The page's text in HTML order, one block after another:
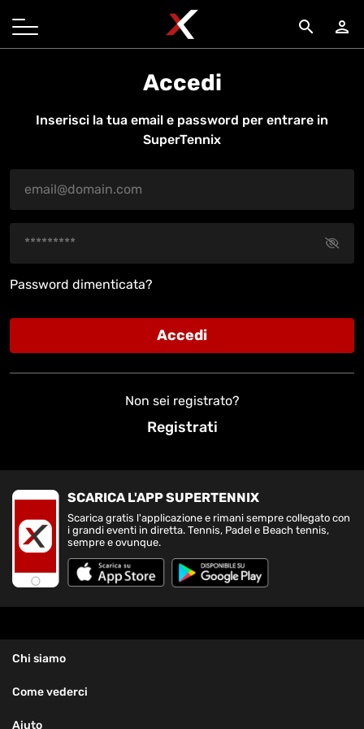
search person
Accedi
Inserisci la tua email e password per entrare in
SuperTennix
Password dimenticata?
Accedi
Non sei registrato?
Registrati
SCARICA L'APP SUPERTENNIX
Scarica gratis l'applicazione e rimani sempre collegato con
i grandi eventi in diretta. Tennis, Padel e Beach tennis,
sempre e ovunque.
Chi siamo
Come vederci
Aiuto